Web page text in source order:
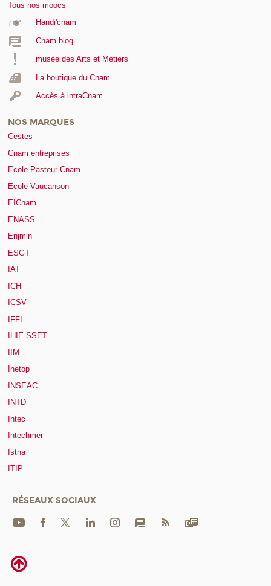
Tous nos moocs
Handi'cnam
Cnam blog
musée des Arts et Métiers
La boutique du Cnam
Accès à intraCnam
NOS MARQUES
Cestes
Cnam entreprises
Ecole Pasteur-Cnam
Ecole Vaucanson
EICnam
ENASS
Enjmin
ESGT
IAT
ICH
ICSV
IFFI
IHIE-SSET
IIM
Inetop
INSEAC
INTD
Intec
Intechmer
Istna
ITIP
RÉSEAUX SOCIAUX